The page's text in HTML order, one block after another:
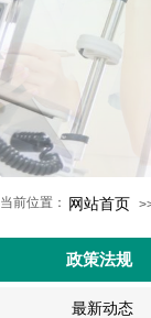
网站首页
当前位置：
政策法规
最新动态